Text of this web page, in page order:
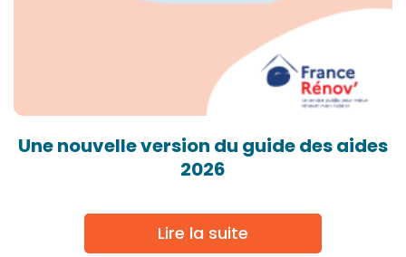
Une nouvelle version du guide des aides
2026
Lire la suite